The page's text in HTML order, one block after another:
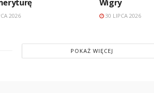
2026
Wigry
30 LIPCA 2026
POKAŻ WIĘCEJ